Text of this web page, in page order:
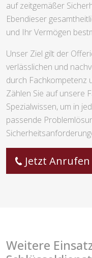
auf zeitgemäßer
Ebendieser
und Ihr Vermögen
Unser Ziel gilt der
verlässlichen und
durch Fachkompetenz
Zählen Sie auf unsere
Spezialwissen, um in
passende
Jetzt Anrufen
Weitere